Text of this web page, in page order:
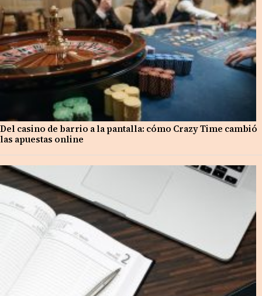
Del casino de barrio a la pantalla: cómo Crazy Time cambió
las apuestas online